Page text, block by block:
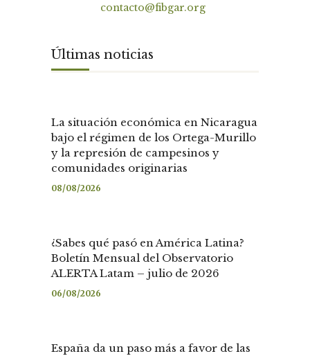
contacto@fibgar.org
Últimas noticias
La situación económica en Nicaragua
bajo el régimen de los Ortega-Murillo
y la represión de campesinos y
comunidades originarias
08/08/2026
¿Sabes qué pasó en América Latina?
Boletín Mensual del Observatorio
ALERTA Latam – julio de 2026
06/08/2026
España da un paso más a favor de las